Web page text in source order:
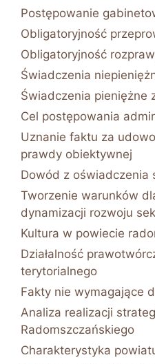
Postępowanie
Obligatoryjność
Obligatoryjność
Świadczenia
Świadczenia pieniężne
Cel postępowania
Uznanie faktu za
prawdy obiektywnej
Dowód z oświadczenia
Tworzenie warunków
dynamizacji rozwoju
Kultura w powiecie
Działalność
terytorialnego
Fakty nie wymagające
Analiza realizacji
Radomszczańskiego
Charakterystyka